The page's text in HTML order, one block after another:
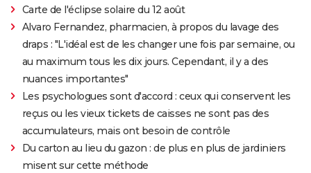
Carte de l'éclipse solaire du 12 août
Alvaro Fernandez, pharmacien, à propos du lavage des
draps : "L'idéal est de les changer une fois par semaine, ou
au maximum tous les dix jours. Cependant, il y a des
nuances importantes"
Les psychologues sont d'accord : ceux qui conservent les
reçus ou les vieux tickets de caisses ne sont pas des
accumulateurs, mais ont besoin de contrôle
Du carton au lieu du gazon : de plus en plus de jardiniers
misent sur cette méthode